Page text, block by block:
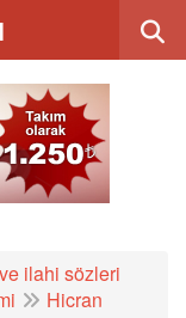
ilahi sözleri
Hicran